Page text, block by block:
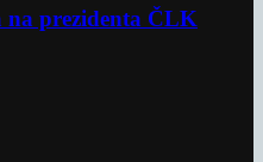
na prezidenta ČLK